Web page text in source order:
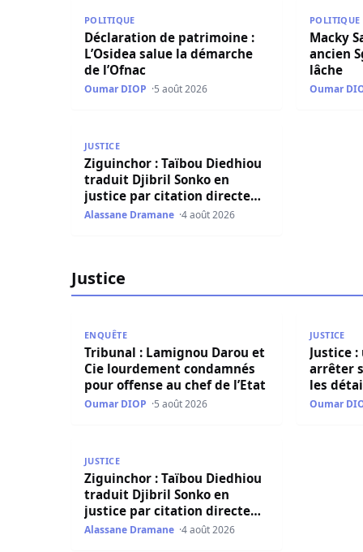
POLITIQUE
Déclaration de patrimoine :
L’Osidea salue la démarche
de l’Ofnac
Oumar DIOP 5 août 2026
POLITIQUE
Macky
ancien
lâche
Oumar
JUSTICE
Ziguinchor : Taïbou Diedhiou
traduit Djibril Sonko en
justice par citation directe
pour diffamation
Alassane Dramane 4 août 2026
Justice
ENQUÊTE
Tribunal : Lamignou Darou et
Cie lourdement condamnés
pour offense au chef de l’Etat
Oumar DIOP 5 août 2026
JUSTICE
Justice
arrêter
les
Oumar
JUSTICE
Ziguinchor : Taïbou Diedhiou
traduit Djibril Sonko en
justice par citation directe
pour diffamation
Alassane Dramane 4 août 2026